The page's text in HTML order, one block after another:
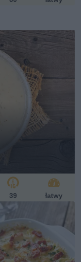
39 łatwy